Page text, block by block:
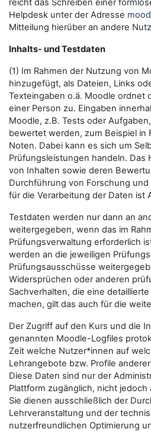
reicht das Schreiben einer
Helpdesk unter der Adresse
Mitteilung hierüber an andere
Inhalts- und Testdaten
(1) Im Rahmen der Nutzung von
hinzugefügt, als Dateien, Links
Texteingaben o.ä. Moodle ordnet
einer Person zu. Eingaben
Moodle, z.B. Tests oder
bewertet werden, zum Beispiel in
Noten. Dabei kann es sich um
Prüfungsleistungen handeln. Das
von Inhalten sowie deren
Durchführung von Forschung
für die Verarbeitung der Daten ist
Testdaten werden nur dann an
weitergegeben, wenn das im
Prüfungsverwaltung erforderlich
werden an die jeweiligen
Prüfungsausschüsse
Widersprüchen oder anderen
Sachverhalten, die eine
machen, gilt das auch für die
Der Zugriff auf den Kurs und die
genannten Moodle-Logfiles
Zeit welche Nutzer*innen auf
Lehrangebote bzw. Profile
Diese Daten sind nur der
Plattform zugänglich, nicht
Sie dienen ausschließlich der
Lehrveranstaltung und der
nutzerfreundlichen Optimierung